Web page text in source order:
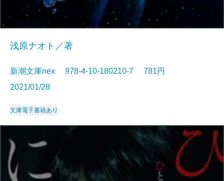
浅原ナオト／著
新潮文庫nex 978-4-10-180210-7 781円
2021/01/28
文庫電子書籍あり